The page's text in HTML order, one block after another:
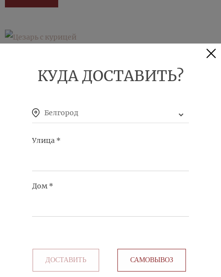
КУДА ДОСТАВИТЬ?
Белгород
Улица *
Дом *
ДОСТАВИТЬ САМОВЫВОЗ
КУПИТЬ
ЛЕТНЕЕ МЕНЮ